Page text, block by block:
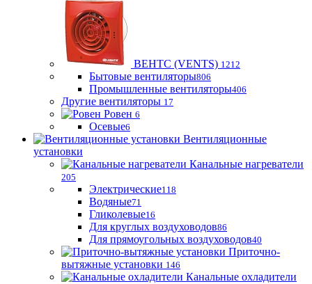
ВЕНТС (VENTS) 1212
Бытовые вентиляторы806
Промышленные вентиляторы406
Другие вентиляторы 17
Ровен 6
Осевые6
Вентиляционные
установки
Канальные нагреватели
205
Электрические118
Водяные71
Гликолевые16
Для круглых воздуховодов86
Для прямоугольных воздуховодов40
Приточно-
вытяжные установки 146
Канальные охладители